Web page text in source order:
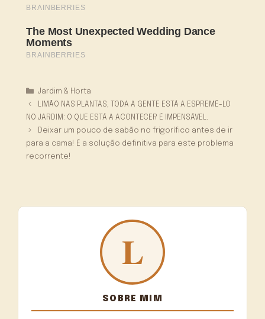
Categorias
Jardim & Horta
LIMÃO NAS PLANTAS, TODA A GENTE ESTÁ A ESPREMÊ-LO
NO JARDIM: O QUE ESTÁ A ACONTECER É IMPENSÁVEL.
Deixar um pouco de sabão no frigorífico antes de ir
para a cama! É a solução definitiva para este problema
recorrente!
SOBRE MIM